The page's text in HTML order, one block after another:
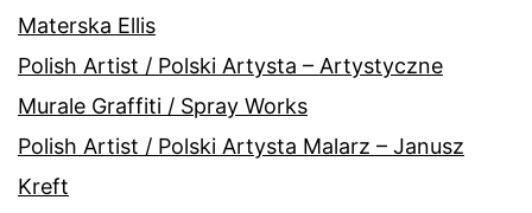
Materska Ellis
Polish Artist / Polski Artysta – Artystyczne
Murale Graffiti / Spray Works
Polish Artist / Polski Artysta Malarz – Janusz
Kreft